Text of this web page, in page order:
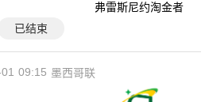
弗雷斯尼约淘金者
已结束
09:15 墨西哥联